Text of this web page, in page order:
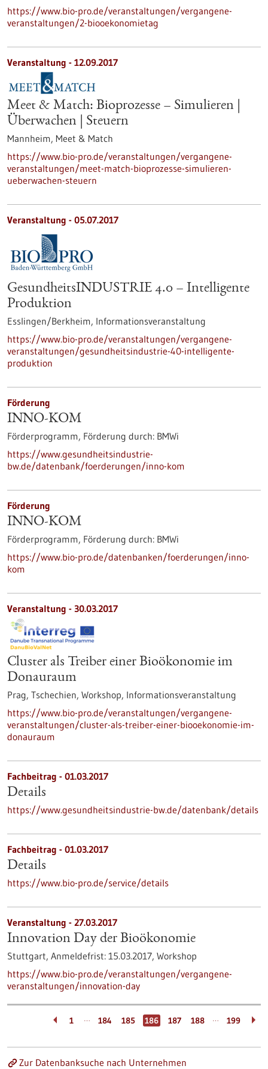
https://www.bio-pro.de/veranstaltungen/vergangene-
veranstaltungen/2-biooekonomietag
Veranstaltung - 12.09.2017
Meet & Match: Bioprozesse – Simulieren |
Überwachen | Steuern
Mannheim, Meet & Match
https://www.bio-pro.de/veranstaltungen/vergangene-
veranstaltungen/meet-match-bioprozesse-simulieren-
ueberwachen-steuern
Veranstaltung - 05.07.2017
GesundheitsINDUSTRIE 4.0 – Intelligente
Produktion
Esslingen/Berkheim, Informationsveranstaltung
https://www.bio-pro.de/veranstaltungen/vergangene-
veranstaltungen/gesundheitsindustrie-40-intelligente-
produktion
Förderung
INNO-KOM
Förderprogramm, Förderung durch: BMWi
https://www.gesundheitsindustrie-
bw.de/datenbank/foerderungen/inno-kom
Förderung
INNO-KOM
Förderprogramm, Förderung durch: BMWi
https://www.bio-pro.de/datenbanken/foerderungen/inno-
kom
Veranstaltung - 30.03.2017
Cluster als Treiber einer Bioökonomie im
Donauraum
Prag, Tschechien, Workshop, Informationsveranstaltung
https://www.bio-pro.de/veranstaltungen/vergangene-
veranstaltungen/cluster-als-treiber-einer-biooekonomie-im-
donauraum
Fachbeitrag - 01.03.2017
Details
https://www.gesundheitsindustrie-bw.de/datenbank/details
Fachbeitrag - 01.03.2017
Details
https://www.bio-pro.de/service/details
Veranstaltung - 27.03.2017
Innovation Day der Bioökonomie
Stuttgart, Anmeldefrist: 15.03.2017, Workshop
https://www.bio-pro.de/veranstaltungen/vergangene-
veranstaltungen/innovation-day
1 … 184 185 186 187 188 … 199
Zur Datenbanksuche nach Unternehmen